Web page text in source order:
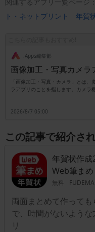
関連するアプリ一覧ページ：
ト・ネットプリント
年賀
.Apps編集部
画像加工・写真カメラ
「画像加工・写真・カメラ」とは
ラアプリのことを指します。カメラ
後に加工を行うタイプなどがあり、
肌を白くしたり可愛いカラーで全体
ている人のサポートアイテムとして
きるカテゴリとなります。
2026/8/7 05:00
この記事で紹介さ
年賀状作成
Web筆ま
iPhone
無料
両面まとめて作っても
で、時間がないような
リ